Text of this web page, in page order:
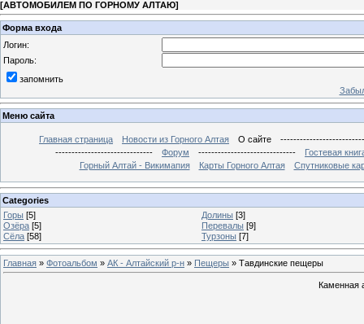
[АВТОМОБИЛЕМ ПО ГОРНОМУ АЛТАЮ]
Форма входа
Логин:
Пароль:
запомнить
Меню сайта
Главная страница Новости из Горного Алтая О сайте
------------------------------
Форум ------------------------------
Гостевая
Горный Алтай - Викимапия
Карты Горного Алтая Спутниковые
Categories
Горы [5] Долины [3]
Озёра [5] Перевалы [9]
Сёла [58] Турзоны [7]
Главная » Фотоальбом » АК - Алтайский р-н » Пещеры » Тавдинские пещеры
Каменная